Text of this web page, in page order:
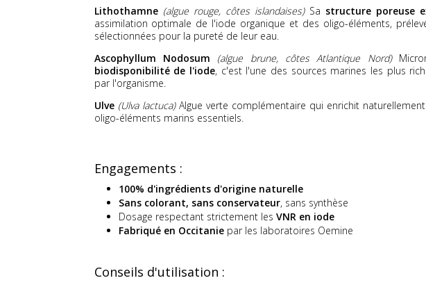
Lithothamne (algue rouge, côtes islandaises)Sa structure poreuse
assimilation optimale de l'iode organique et des oligo-éléments,
sélectionnées pour la pureté de leur eau.
Ascophyllum Nodosum
(algue brune, côtes Atlantique Nord)
biodisponibilité de l'iode, c'est l'une des sources marines les plus
par l'organisme.
Ulve (Ulva lactuca)Algue verte complémentaire qui enrichit
oligo-éléments marins essentiels.
Engagements :
100% d'ingrédients d'origine naturelle
Sans colorant, sans conservateur, sans synthèse
Dosage respectant strictement les VNR en iode
Fabriqué en Occitaniepar les laboratoires Oemine
Conseils d'utilisation :